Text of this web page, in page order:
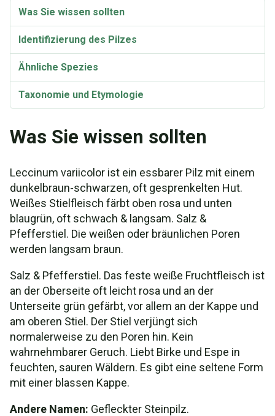
Was Sie wissen sollten
Identifizierung des Pilzes
Ähnliche Spezies
Taxonomie und Etymologie
Was Sie wissen sollten
Leccinum variicolor ist ein essbarer Pilz mit einem
dunkelbraun-schwarzen, oft gesprenkelten Hut.
Weißes Stielfleisch färbt oben rosa und unten
blaugrün, oft schwach & langsam. Salz &
Pfefferstiel. Die weißen oder bräunlichen Poren
werden langsam braun.
Salz & Pfefferstiel. Das feste weiße Fruchtfleisch ist
an der Oberseite oft leicht rosa und an der
Unterseite grün gefärbt, vor allem an der Kappe und
am oberen Stiel. Der Stiel verjüngt sich
normalerweise zu den Poren hin. Kein
wahrnehmbarer Geruch. Liebt Birke und Espe in
feuchten, sauren Wäldern. Es gibt eine seltene Form
mit einer blassen Kappe.
Andere Namen: Gefleckter Steinpilz.